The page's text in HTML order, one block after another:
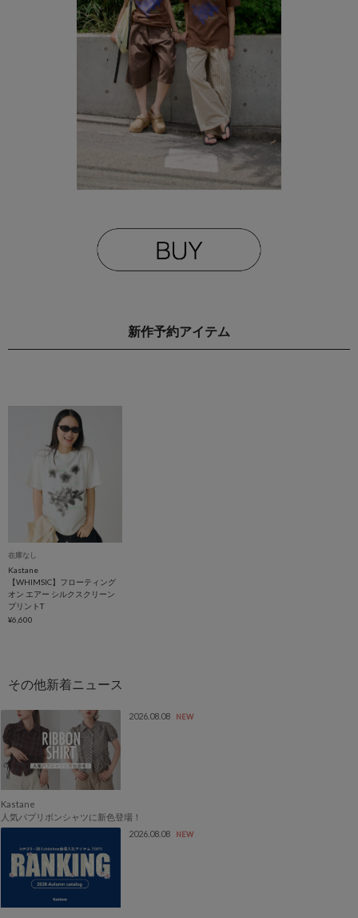
新作予約アイテム
在庫なし
Kastane
【WHIMSIC】フローティング
オン エアー シルクスクリーン
プリントT
¥6,600
2026.08.08 NEW
Kastane
人気パプリボンシャツに新色登場！
2026.08.08
NEW